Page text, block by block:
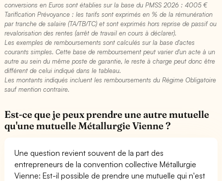
conversions en Euros sont établies sur la base du PMSS 2026 : 4005 €​
Tarification Prévoyance : les tarifs sont exprimés en % de la rémunération
par tranche de salaire (TA/TB/TC) et sont exprimés hors reprise de passif ou
revalorisation des rentes (arrêt de travail en cours à déclarer).
Les exemples de remboursements sont calculés sur la base d'actes
courants simples. Cette base de remboursement peut varier d'un acte à un
autre au sein du même poste de garantie, le reste à charge peut donc être
différent de celui indiqué dans le tableau.
Les montants indiqués incluent les remboursements du Régime Obligatoire
sauf mention contraire.
Est-ce que je peux prendre une autre mutuelle
qu'une mutuelle Métallurgie Vienne ?
Une question revient souvent de la part des
entrepreneurs de la convention collective Métallurgie
Vienne: Est-il possible de prendre une mutuelle qui n'est